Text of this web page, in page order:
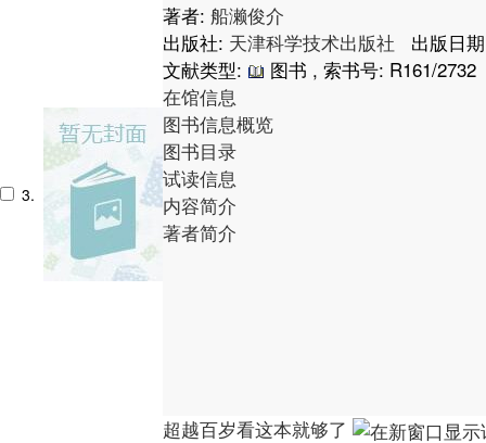
3.
著者: 船濑俊介
出版社: 天津科学技术出版社
出版日
文献类型:
图书 , 索书号: R161/2732
在馆信息
图书信息概览
图书目录
试读信息
内容简介
著者简介
超越百岁看这本就够了